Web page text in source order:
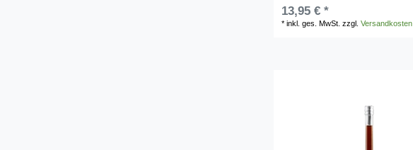
13,95 € *
*inkl. ges. MwSt. zzgl.Versandkosten